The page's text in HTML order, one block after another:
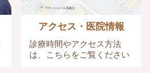
アクセス・医院情報
診療時間やアクセス方法
は、こちらをご覧ください